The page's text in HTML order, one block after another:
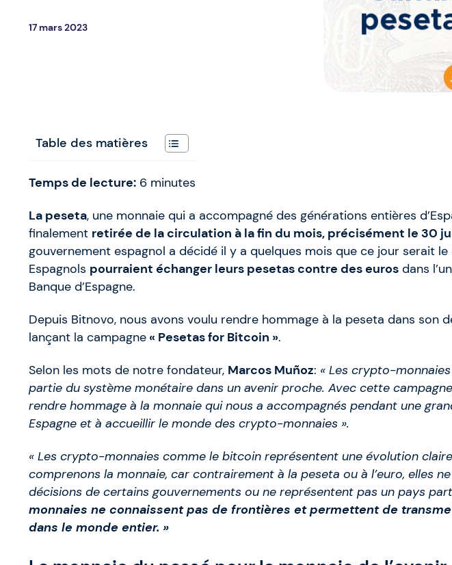
17 mars 2023
Table des matières
Temps de lecture: 6 minutes
La peseta, une monnaie qui a accompagné des générations entières
finalement retirée de la circulation à la fin du mois, précisément le 30
gouvernement espagnol a décidé il y a quelques mois que ce jour serait le
Espagnols pourraient échanger leurs pesetas contre des euros dans
Banque d’Espagne.
Depuis Bitnovo, nous avons voulu rendre hommage à la peseta dans son
lançant la campagne « Pesetas for Bitcoin ».
Selon les mots de notre fondateur, Marcos Muñoz: « Les crypto-
partie du système monétaire dans un avenir proche. Avec cette
rendre hommage à la monnaie qui nous a accompagnés pendant une
Espagne et à accueillir le monde des crypto-monnaies ».
« Les crypto-monnaies comme le bitcoin représentent une évolution
comprenons la monnaie, car contrairement à la peseta ou à l’euro, elles
décisions de certains gouvernements ou ne représentent pas un pays
monnaies ne connaissent pas de frontières et permettent de
dans le monde entier. »